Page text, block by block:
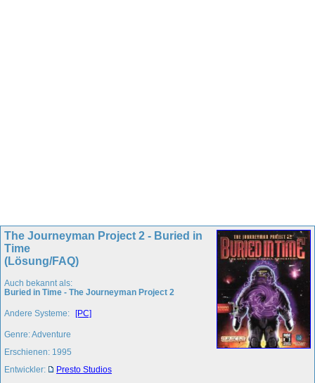
The Journeyman Project 2 - Buried in
Time
(Lösung/FAQ)
Auch bekannt als:
Buried in Time - The Journeyman Project 2
Andere Systeme: [PC]
Genre: Adventure
Erschienen: 1995
Entwickler:
Presto Studios